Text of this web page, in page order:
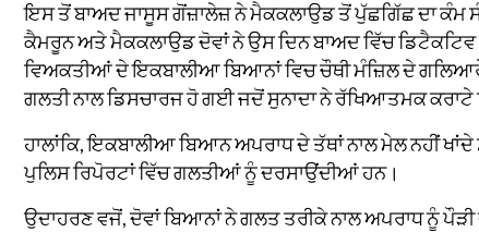
ਇਸ ਤੋਂ ਬਾਅਦ ਜਾਸੂਸ ਗੋਂਜ਼ਾਲੇਜ਼ ਨੇ ਮੈਕਕਲਾਉਡ ਤੋਂ ਪੁੱਛਗਿੱਛ ਦਾ ਕੰਮ
ਕੈਮਰੂਨ ਅਤੇ ਮੈਕਕਲਾਉਡ ਦੋਵਾਂ ਨੇ ਉਸ ਦਿਨ ਬਾਅਦ ਵਿੱਚ
ਵਿਅਕਤੀਆਂ ਦੇ ਇਕਬਾਲੀਆ ਬਿਆਨਾਂ ਵਿਚ ਚੌਥੀ ਮੰਜ਼ਿਲ ਦੇ
ਗਲਤੀ ਨਾਲ ਡਿਸਚਾਰਜ ਹੋ ਗਈ ਜਦੋਂ ਸੁਨਾਦਾ ਨੇ ਰੱਖਿਆਤਮਕ ਕਰਾਟੇ
ਹਾਲਾਂਕਿ, ਇਕਬਾਲੀਆ ਬਿਆਨ ਅਪਰਾਧ ਦੇ ਤੱਥਾਂ ਨਾਲ ਮੇਲ ਨਹੀਂ
ਪੁਲਿਸ ਰਿਪੋਰਟਾਂ ਵਿੱਚ ਗਲਤੀਆਂ ਨੂੰ ਦਰਸਾਉਂਦੀਆਂ ਹਨ।
ਉਦਾਹਰਣ ਵਜੋਂ, ਦੋਵਾਂ ਬਿਆਨਾਂ ਨੇ ਗਲਤ ਤਰੀਕੇ ਨਾਲ ਅਪਰਾਧ ਨੂੰ